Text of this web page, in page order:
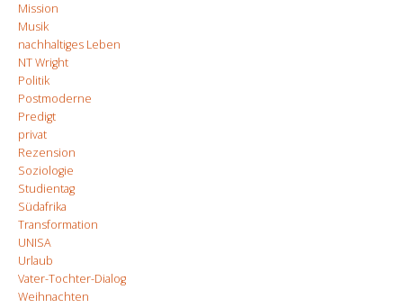
Mission
Musik
nachhaltiges Leben
NT Wright
Politik
Postmoderne
Predigt
privat
Rezension
Soziologie
Studientag
Südafrika
Transformation
UNISA
Urlaub
Vater-Tochter-Dialog
Weihnachten